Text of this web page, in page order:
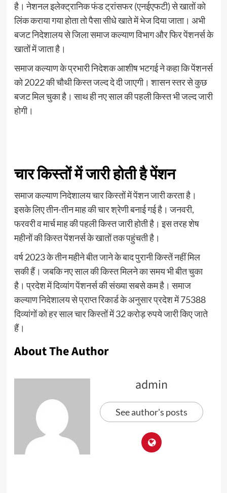
है। नेशनल इलेक्ट्रानिक फंड ट्रांसफर (एनईएफटी) से खातों को
लिंक कराया गया होता तो पैसा सीधे खाते में भेज दिया जाता। अभी
बजट निदेशालय से जिला समाज कल्याण विभाग और फिर पेंशनर्स के
खातों में जाता है।
समाज कल्याण के प्रभारी निदेशक आशीष भटगई ने कहा कि पेंशनर्स
को 2022 की चौथी किस्त जल्द दे दी जाएगी। शासन स्तर से कुछ
बजट मिल चुका है। साथ ही नए साल की पहली किस्त भी जल्द जारी
होगी।
चार किस्तों में जारी होती है पेंशन
समाज कल्याण निदेशालय चार किस्तों में पेंशन जारी करता है।
इसके लिए तीन-तीन माह की चार श्रेणी बनाई गई है। जनवरी,
फरवरी व मार्च माह की पहली किस्त जारी होती है। इस तरह शेष
महीनों की किस्त पेंशनर्स के खातों तक पहुंचती है।
वर्ष 2023 के तीन महीने बीत जाने के बाद पुरानी किस्तें नहीं मिल
सकी हैं। जबकि नए साल की किस्त मिलने का समय भी बीत चुका
है। प्रदेश में दिव्यांग पेंशनर्स की संख्या सबसे कम है। समाज
कल्याण निदेशालय से प्राप्त रिकार्ड के अनुसार प्रदेश में 75388
दिव्यांगों को हर साल चार किस्तों में 32 करोड़ रुपये जारी किए जाते
हैं।
About The Author
admin
See author's posts